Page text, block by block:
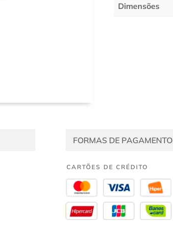
Dimensões
FORMAS DE PAGAMENTO
CARTÕES DE CRÉDITO